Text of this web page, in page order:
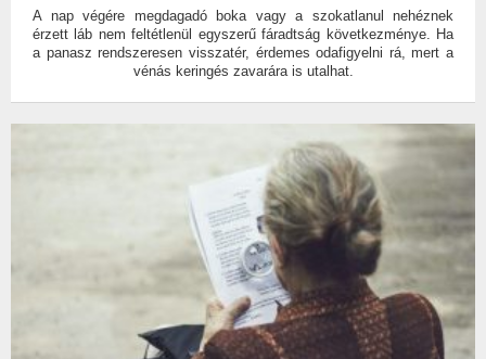
A nap végére megdagadó boka vagy a szokatlanul nehéznek
érzett láb nem feltétlenül egyszerű fáradtság következménye. Ha
a panasz rendszeresen visszatér, érdemes odafigyelni rá, mert a
vénás keringés zavarára is utalhat.